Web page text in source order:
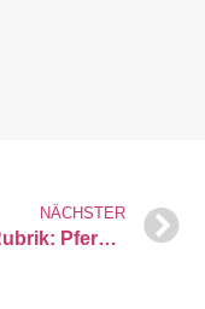
NÄCHSTER
Neue Rubrik: Pferdemädchen-Momente